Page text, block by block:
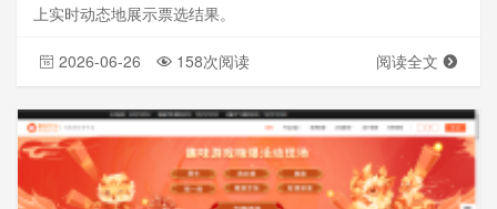
上实时动态地展示票选结果。
2026-06-26 158次阅读 阅读全文